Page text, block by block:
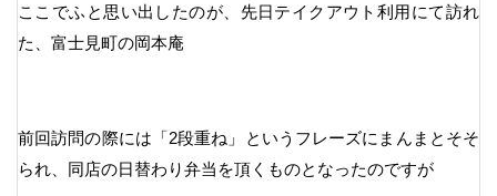
ここでふと思い出したのが、先日テイクアウト利用にて訪れ
た、富士見町の岡本庵
前回訪問の際には「2段重ね」というフレーズにまんまとそそ
られ、同店の日替わり弁当を頂くものとなったのですが